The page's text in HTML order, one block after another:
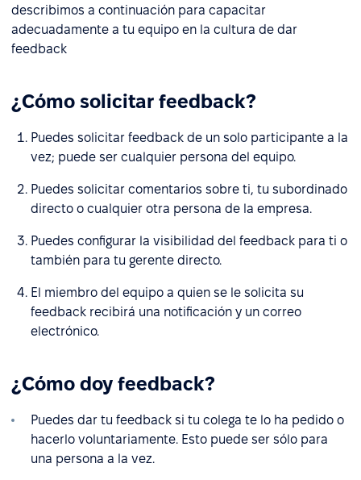
describimos a continuación para capacitar
adecuadamente a tu equipo en la cultura de dar
feedback
¿Cómo solicitar feedback?
Puedes solicitar feedback de un solo participante a la
vez; puede ser cualquier persona del equipo.
Puedes solicitar comentarios sobre ti, tu subordinado
directo o cualquier otra persona de la empresa.
Puedes configurar la visibilidad del feedback para ti o
también para tu gerente directo.
El miembro del equipo a quien se le solicita su
feedback recibirá una notificación y un correo
electrónico.
¿Cómo doy feedback?
Puedes dar tu feedback si tu colega te lo ha pedido o
hacerlo voluntariamente. Esto puede ser sólo para
una persona a la vez.